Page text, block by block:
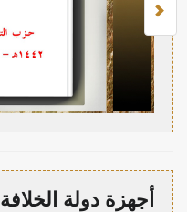
أجهزة دولة الخلافة